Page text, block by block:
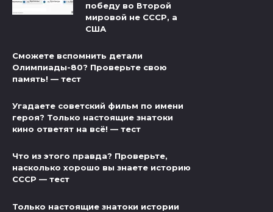
победу во Второй
мировой не СССР, а
США
Сможете вспомнить детали
Олимпиады-80? Проверьте свою
память! — тест
Угадаете советский фильм по имени
героя? Только настоящие знатоки
кино ответят на всё! — тест
Что из этого правда? Проверьте,
насколько хорошо вы знаете историю
СССР — тест
Только настоящие знатоки истории